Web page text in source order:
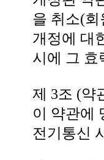
을 취소(
개정에 대
시에 그 효
제 3조 (약
이 약관에
전기통신